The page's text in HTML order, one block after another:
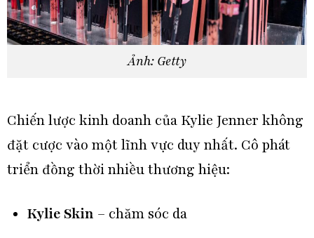
Ảnh: Getty
Chiến lược kinh doanh của Kylie Jenner không
đặt cược vào một lĩnh vực duy nhất. Cô phát
triển đồng thời nhiều thương hiệu:
Kylie Skin – chăm sóc da